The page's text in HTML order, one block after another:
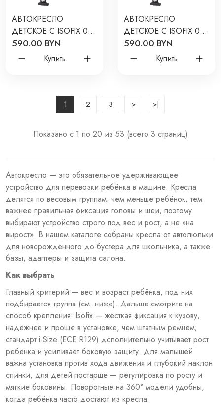
АВТОКРЕСЛО
ДЕТСКОЕ С ISOFIX 0-
36 КГ CARRELLO
OCTOPUS K83 ЦВЕТ:
MIDNIGHT BLACK
590.00 BYN
Купить
АВТОКРЕСЛО
ДЕТСКОЕ С ISOFIX 0-
36 КГ CARRELLO
OCTOPUS K83 ЦВЕТ:
SANDSTONE BEIGE
590.00 BYN
Купить
1 2 3 > >|
Показано с 1 по 20 из 53 (всего 3 страниц)
Автокресло — это обязательное удерживающее
устройство для перевозки ребёнка в машине. Кресла
делятся по весовым группам: чем меньше ребёнок, тем
важнее правильная фиксация головы и шеи, поэтому
выбирают устройство строго под вес и рост, а не «на
вырост». В нашем каталоге собраны кресла от автолюльки
для новорождённого до бустера для школьника, а также
базы, адаптеры и защита салона.
Как выбрать
Главный критерий — вес и возраст ребёнка, под них
подбирается группа (см. ниже). Дальше смотрите на
способ крепления: Isofix — жёсткая фиксация к кузову,
надёжнее и проще в установке, чем штатным ремнём;
стандарт i-Size (ECE R129) дополнительно учитывает рост
ребёнка и усиливает боковую защиту. Для малышей
важна установка против хода движения и глубокий наклон
спинки, для детей постарше — регулировка по росту и
мягкие боковины. Поворотные на 360° модели удобны,
когда ребёнка часто достают из кресла.